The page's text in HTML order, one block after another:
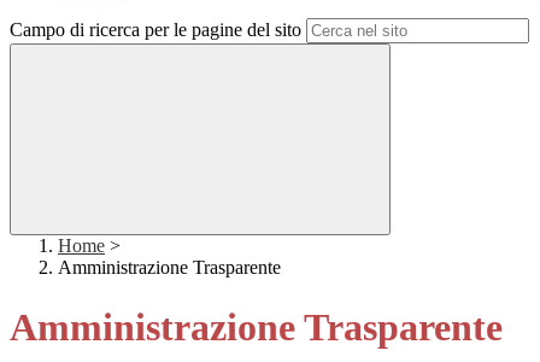
Campo di ricerca per le pagine del sito
Home >
Amministrazione Trasparente
Amministrazione Trasparente